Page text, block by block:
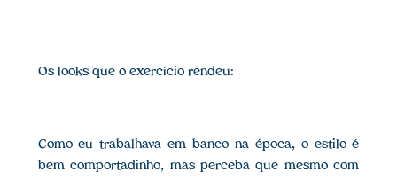
Os looks que o exercício rendeu:
Como eu trabalhava em banco na época, o estilo é
bem comportadinho, mas perceba que mesmo com